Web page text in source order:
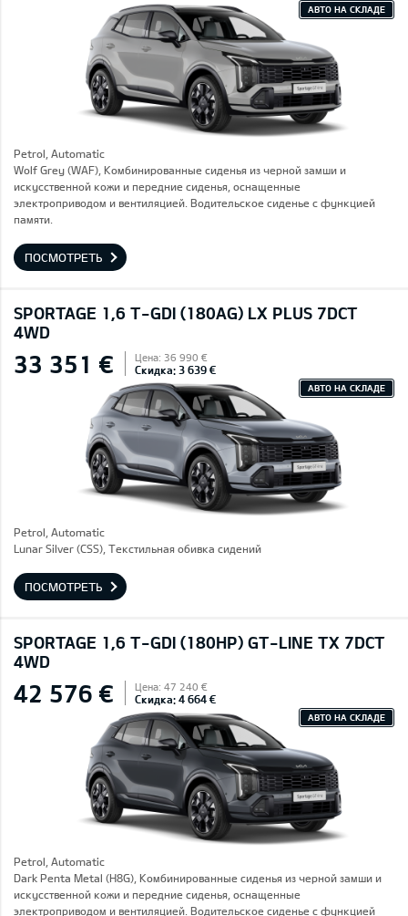
АВТО НА СКЛАДЕ
Petrol, Automatic
Wolf Grey (WAF), Комбинированные сиденья из черной замши и
искусственной кожи и передние сиденья, оснащенные
электроприводом и вентиляцией. Водительское сиденье с функцией
памяти.
ПОСМОТРЕТЬ
SPORTAGE 1,6 T-GDI (180AG) LX PLUS 7DCT
4WD
33 351 € Цена: 36 990 €
Скидка: 3 639 €
АВТО НА СКЛАДЕ
Petrol, Automatic
Lunar Silver (CSS), Текстильная обивка сидений
ПОСМОТРЕТЬ
SPORTAGE 1,6 T-GDI (180HP) GT-LINE TX 7DCT
4WD
42 576 € Цена: 47 240 €
Скидка: 4 664 €
АВТО НА СКЛАДЕ
Petrol, Automatic
Dark Penta Metal (H8G), Комбинированные сиденья из черной замши и
искусственной кожи и передние сиденья, оснащенные
электроприводом и вентиляцией. Водительское сиденье с функцией